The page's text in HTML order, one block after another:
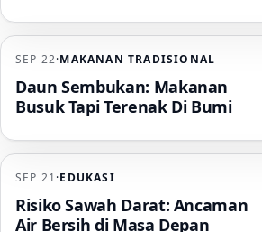
SEP 22·MAKANAN TRADISIONAL
Daun Sembukan: Makanan
Busuk Tapi Terenak Di Bumi
SEP 21 ·EDUKASI
Risiko Sawah Darat: Ancaman
Air Bersih di Masa Depan